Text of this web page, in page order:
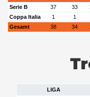
Serie B
37 33
Coppa Italia
1 1
Gesamt
38 34
LIGA